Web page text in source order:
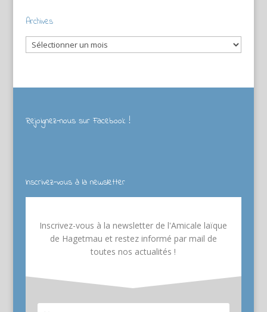
Archives
Archives
Rejoignez-nous sur Facebook !
Inscrivez-vous à la newsletter
Inscrivez-vous à la newsletter de l'Amicale laïque
de Hagetmau et restez informé par mail de
toutes nos actualités !